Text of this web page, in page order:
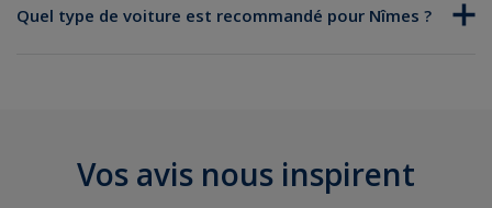
Quel type de voiture est recommandé pour Nîmes ?
Vos avis nous inspirent